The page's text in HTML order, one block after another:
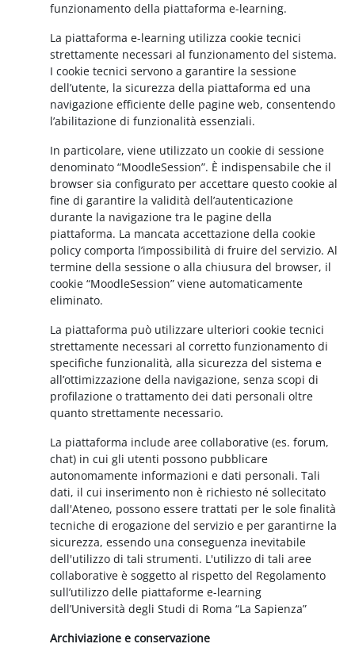
funzionamento della piattaforma e-learning.
La piattaforma e-learning utilizza cookie tecnici
strettamente necessari al funzionamento del sistema.
I cookie tecnici servono a garantire la sessione
dell’utente, la sicurezza della piattaforma ed una
navigazione efficiente delle pagine web, consentendo
l’abilitazione di funzionalità essenziali.
In particolare, viene utilizzato un cookie di sessione
denominato “MoodleSession”. È indispensabile che il
browser sia configurato per accettare questo cookie al
fine di garantire la validità dell’autenticazione
durante la navigazione tra le pagine della
piattaforma. La mancata accettazione della cookie
policy comporta l’impossibilità di fruire del servizio. Al
termine della sessione o alla chiusura del browser, il
cookie “MoodleSession” viene automaticamente
eliminato.
La piattaforma può utilizzare ulteriori cookie tecnici
strettamente necessari al corretto funzionamento di
specifiche funzionalità, alla sicurezza del sistema e
all’ottimizzazione della navigazione, senza scopi di
profilazione o trattamento dei dati personali oltre
quanto strettamente necessario.
La piattaforma include aree collaborative (es. forum,
chat) in cui gli utenti possono pubblicare
autonomamente informazioni e dati personali. Tali
dati, il cui inserimento non è richiesto né sollecitato
dall'Ateneo, possono essere trattati per le sole finalità
tecniche di erogazione del servizio e per garantirne la
sicurezza, essendo una conseguenza inevitabile
dell'utilizzo di tali strumenti. L'utilizzo di tali aree
collaborative è soggetto al rispetto del Regolamento
sull’utilizzo delle piattaforme e-learning
dell’Università degli Studi di Roma “La Sapienza”
Archiviazione e conservazione